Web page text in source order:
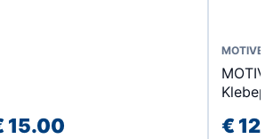
15.00
MOTIVE
€
Dieses
weist